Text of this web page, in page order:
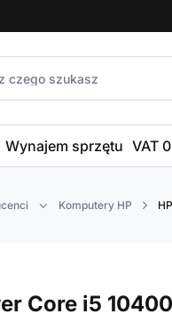
Wynajem sprzętu VAT
Komputery HP
Core i5